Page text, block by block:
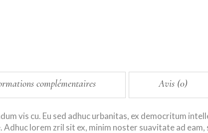
complémentaires Avis (0)
vis cu. Eu sed adhuc urbanitas, ex democritum
lorem zril sit ex, minim noster suavitate ad